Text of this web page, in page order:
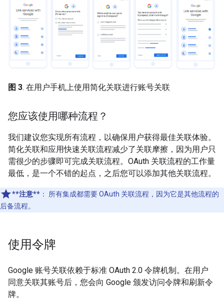
图 3. 在用户手机上使用简化关联进行账号关联
您应该使用哪种流程？
我们建议您实现所有流程，以确保用户获得最佳关联体验。
简化关联和应用快速关联流程减少了关联摩擦，因为用户只
需很少的步骤即可完成关联流程。OAuth 关联流程的工作量
最低，是一个不错的起点，之后您可以添加其他关联流程。
**注意** ：
所有集成都需要 OAuth 关联流程，因为它是其他流程的
后备流程。
使用令牌
Google 账号关联依赖于标准 OAuth 2.0 令牌机制。在用户
同意关联其账号后，您会向 Google 颁发访问令牌和刷新令
牌。